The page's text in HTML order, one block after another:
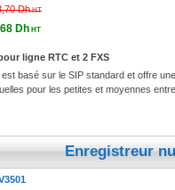
DhHT
DhHT
ligne RTC et 2 FXS
basé sur le SIP standard et offre
pour les petites et moyennes
Enregistreur